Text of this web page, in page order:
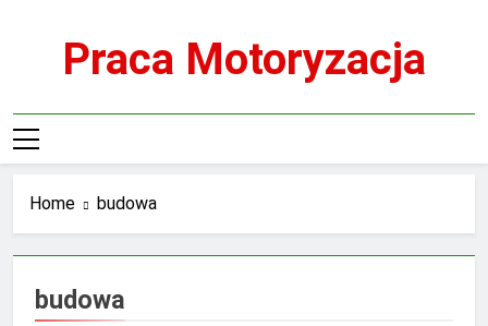
Praca Motoryzacja
Home budowa
budowa